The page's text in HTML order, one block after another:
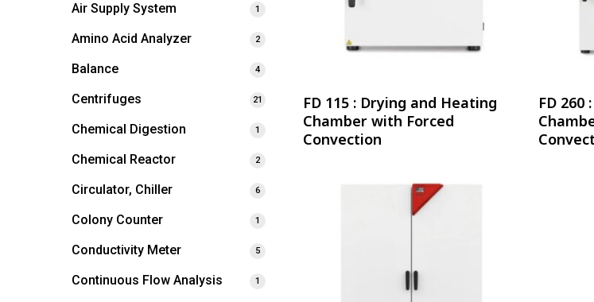
Air Supply System 1
Amino Acid Analyzer 2
Balance 4
Centrifuges 21
Chemical Digestion 1
Chemical Reactor 2
Circulator, Chiller 6
Colony Counter 1
Conductivity Meter 5
Continuous Flow Analysis 1
อ่านเพิ่ม
FD 115 : Drying and Heating
Chamber with Forced
Convection
FD